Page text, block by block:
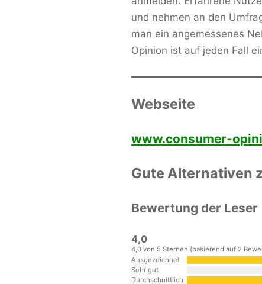
und nehmen an den
man ein angemessenes
Opinion ist auf jeden Fall
Webseite
www.consumer-
Gute Alternativen
Bewertung der Leser
4,0
4,0 von 5 Sternen (basierend auf 2
Ausgezeichnet
Sehr gut
Durchschnittlich